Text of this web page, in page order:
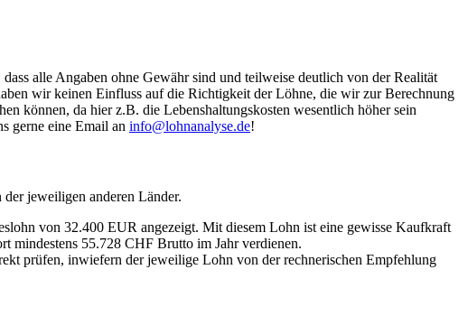
alle Angaben ohne Gewähr sind und teilweise deutlich von der Realität
wir keinen Einfluss auf die Richtigkeit der Löhne, die wir zur Berechnung
können, da hier z.B. die Lebenshaltungskosten wesentlich höher sein
gerne eine Email an info@lohnanalyse.de!
jeweiligen anderen Länder.
von 32.400 EUR angezeigt. Mit diesem Lohn ist eine gewisse Kaufkraft
mindestens 55.728 CHF Brutto im Jahr verdienen.
prüfen, inwiefern der jeweilige Lohn von der rechnerischen Empfehlung